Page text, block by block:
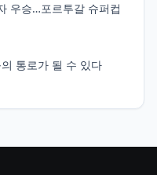
우승…포르투갈 슈퍼컵
통로가 될 수 있다